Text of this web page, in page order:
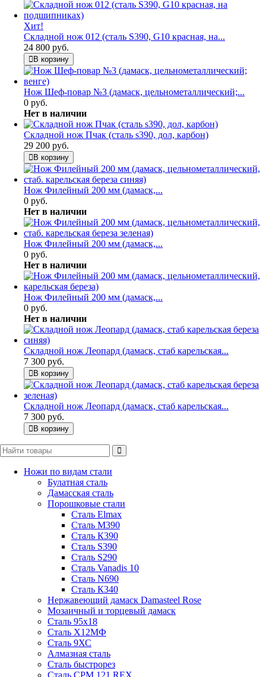
Хит!
Складной нож 012 (сталь S390, G10 красная, на...
24 800 руб.
В корзину
Нож Шеф-повар №3 (дамаск, цельнометаллический;...
0 руб.
Нет в наличии
Складной нож Пчак (сталь s390, дол, карбон)
29 200 руб.
В корзину
Нож Филейный 200 мм (дамаск,...
0 руб.
Нет в наличии
Нож Филейный 200 мм (дамаск,...
0 руб.
Нет в наличии
Нож Филейный 200 мм (дамаск,...
0 руб.
Нет в наличии
Складной нож Леопард (дамаск, стаб карельская...
7 300 руб.
В корзину
Складной нож Леопард (дамаск, стаб карельская...
7 300 руб.
В корзину
Ножи по видам стали
Булатная сталь
Дамасская сталь
Порошковые стали
Сталь Elmax
Сталь М390
Сталь К390
Сталь S390
Сталь S290
Сталь Vanadis 10
Сталь N690
Сталь К340
Нержавеющий дамаск Damasteel Rose
Мозаичный и торцевый дамаск
Сталь 95х18
Сталь Х12МФ
Сталь 9ХС
Алмазная сталь
Сталь быстрорез
Сталь CPM 121 REX